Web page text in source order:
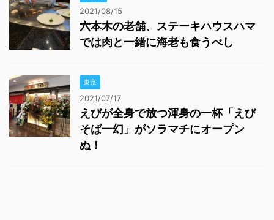
2021/08/15
六本木の老舗、ステーキハウスハマ
では肉と一緒に海老も食うべし
東京
2021/07/17
えびが全身で放つ渾身の一杯「えび
そば一幻」がソラマチにオープン
ぬ！